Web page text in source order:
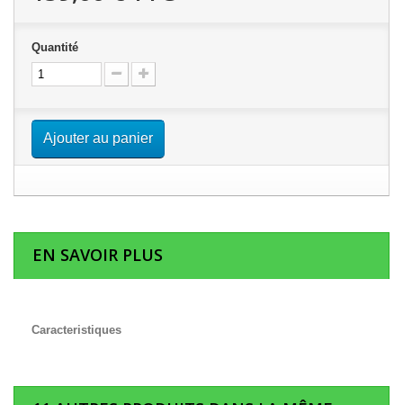
Quantité
Ajouter au panier
EN SAVOIR PLUS
Caracteristiques